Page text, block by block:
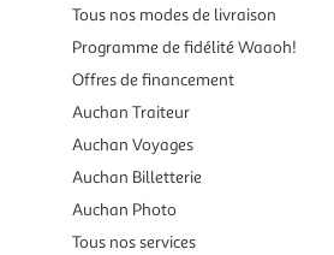
Tous nos modes de livraison
Programme de fidélité Waaoh!
Offres de financement
Auchan Traiteur
Auchan Voyages
Auchan Billetterie
Auchan Photo
Tous nos services